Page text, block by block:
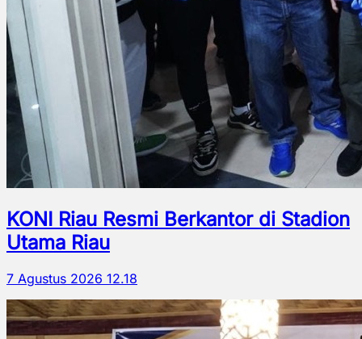
KONI Riau Resmi Berkantor di Stadion
Utama Riau
7 Agustus 2026 12.18